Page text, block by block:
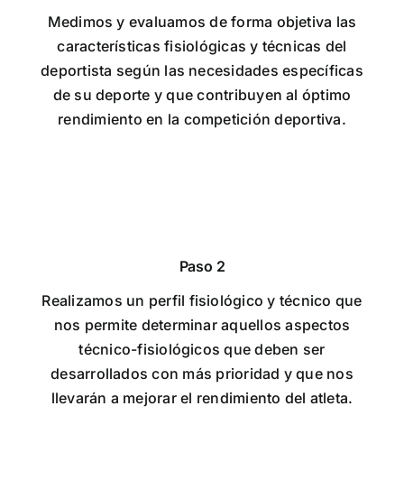
Medimos y evaluamos de forma objetiva las
características fisiológicas y técnicas del
deportista según las necesidades específicas
de su deporte y que contribuyen al óptimo
rendimiento en la competición deportiva.
Paso 2
Realizamos un perfil fisiológico y técnico que
nos permite determinar aquellos aspectos
técnico-fisiológicos que deben ser
desarrollados con más prioridad y que nos
llevarán a mejorar el rendimiento del atleta.